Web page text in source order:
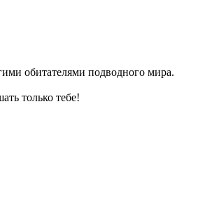
обитателями подводного мира.
только тебе!